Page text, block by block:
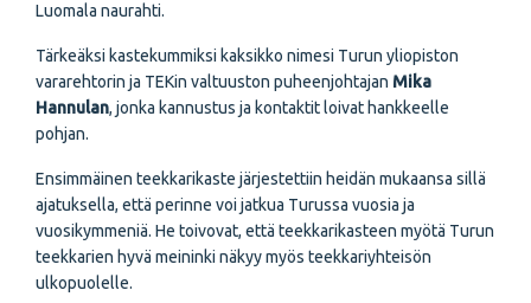
Luomala naurahti.
Tärkeäksi kastekummiksi kaksikko nimesi Turun yliopiston
vararehtorin ja TEKin valtuuston puheenjohtajan Mika
Hannulan, jonka kannustus ja kontaktit loivat hankkeelle
pohjan.
Ensimmäinen teekkarikaste järjestettiin heidän mukaansa sillä
ajatuksella, että perinne voi jatkua Turussa vuosia ja
vuosikymmeniä. He toivovat, että teekkarikasteen myötä Turun
teekkarien hyvä meininki näkyy myös teekkariyhteisön
ulkopuolelle.